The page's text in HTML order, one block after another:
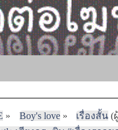
» Boy's love» เรื่องสั้น(